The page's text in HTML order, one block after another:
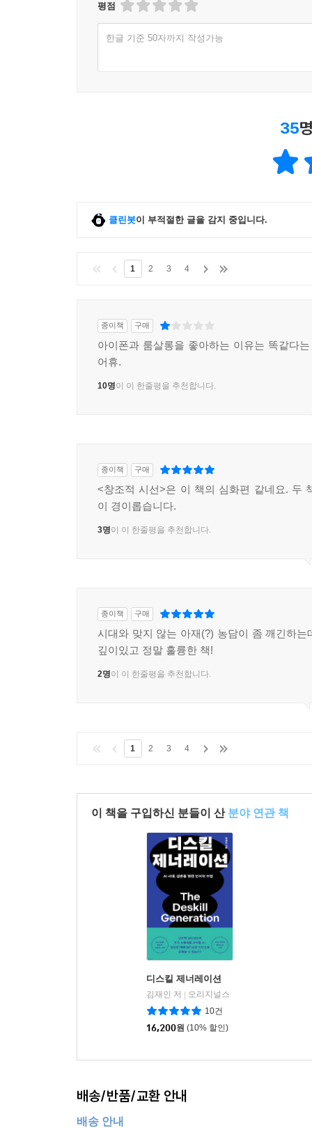
평점
한글 기준 50자까지 작성가능
35
클린봇이 부적절한 글을 감지 중입니다.
1 2 3 4
종이책 구매
아이폰과 룸살롱을 좋아하는 이유는 똑같다
어휴.
10명이 이 한줄평을 추천합니다.
종이책 구매
<창조적 시선>은 이 책의 심화편 같네요. 두
이 경이롭습니다.
3명이 이 한줄평을 추천합니다.
종이책 구매
시대와 맞지 않는 아재(?) 농담이 좀 깨긴하는
깊이있고 정말 훌륭한 책!
2명이 이 한줄평을 추천합니다.
1 2 3 4
이 책을 구입하신 분들이 산 분야 연관 책
디스킬 제너레이션
김재인 저
오리지널스
10건
16,200원 (10% 할인)
배송/반품/교환 안내
배송 안내